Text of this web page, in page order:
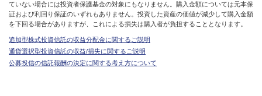
ていない場合には投資者保護基金の対象にもなりません。購入金額については元本保
証および利回り保証のいずれもありません。投資した資産の価値が減少して購入金額
を下回る場合がありますが、これによる損失は購入者が負担することとなります。
追加型株式投資信託の収益分配金に関するご説明
通貨選択型投資信託の収益/損失に関するご説明
公募投信の信託報酬の決定に関する考え方について